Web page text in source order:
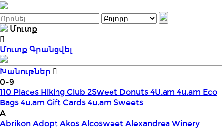
Մուտք
ՄուտքԳրանցվել
Խանութներ
0-9
110 Places Hiking Club 2Sweet Donuts4U.am 4u.am Eco
Bags4u.am Gift Cards4u.am Sweets
A
AbrikonAdoptAkosAlcosweetAlexandrea Winery